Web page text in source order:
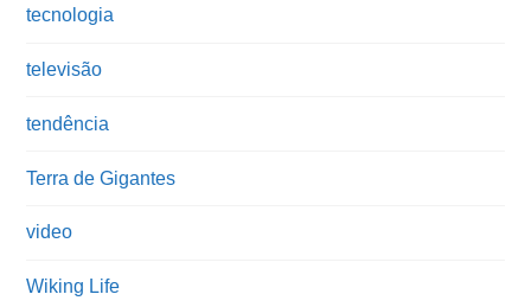
tecnologia
televisão
tendência
Terra de Gigantes
video
Wiking Life